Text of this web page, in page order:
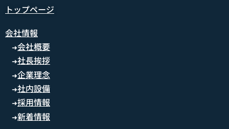
トップページ
会社情報
➜会社概要
➜社長挨拶
➜企業理念
➜社内設備
➜採用情報
➜新着情報